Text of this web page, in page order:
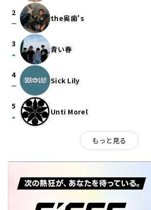
2
check_indeterminate_small the奥歯's
3
arrow_drop_up 青い春
4
check_indeterminate_small Sick Lily
5
arrow_drop_up Unti Morel
もっと見る